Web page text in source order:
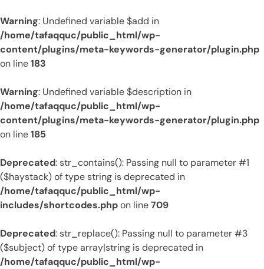
Warning: Undefined variable $add in
/home/tafaqquc/public_html/wp-
content/plugins/meta-keywords-generator/plugin.php
on line183
Warning: Undefined variable $description in
/home/tafaqquc/public_html/wp-
content/plugins/meta-keywords-generator/plugin.php
on line185
Deprecated: str_contains(): Passing null to parameter #1
($haystack) of type string is deprecated in
/home/tafaqquc/public_html/wp-
includes/shortcodes.phpon line709
Deprecated: str_replace(): Passing null to parameter #3
($subject) of type array|string is deprecated in
/home/tafaqquc/public_html/wp-